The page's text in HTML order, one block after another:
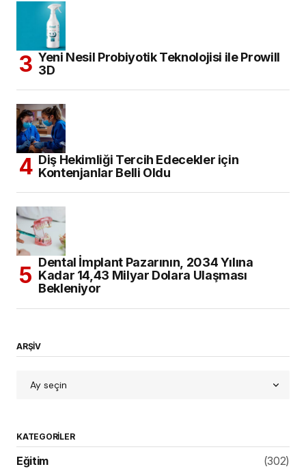
Yeni Nesil Probiyotik Teknolojisi ile Prowill
3D
Diş Hekimliği Tercih Edecekler için
Kontenjanlar Belli Oldu
Dental İmplant Pazarının, 2034 Yılına
Kadar 14,43 Milyar Dolara Ulaşması
Bekleniyor
ARŞİV
KATEGORILER
Eğitim
(302)